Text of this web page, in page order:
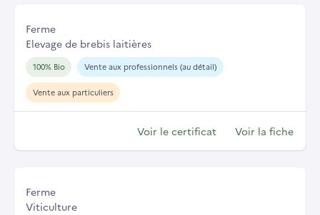
Ferme
Elevage de brebis laitières
100% Bio Vente aux professionnels (au détail)
Vente aux particuliers
Voir le certificat Voir la fiche
Ferme
Viticulture